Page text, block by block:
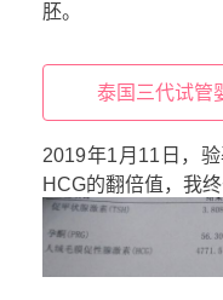
胚。
泰国三代试管
2019年1月11日，
HCG的翻倍值，我